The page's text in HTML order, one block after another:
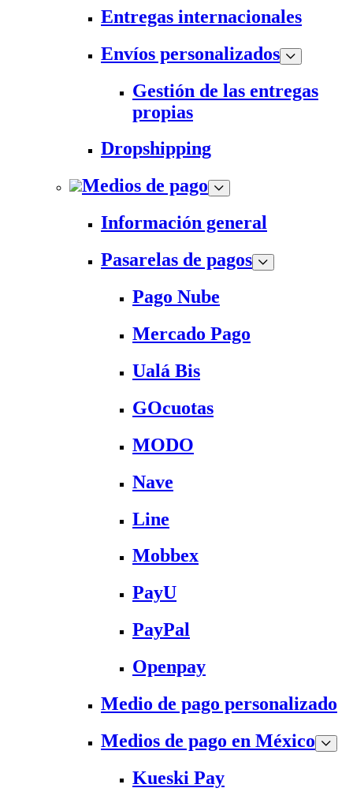
Entregas internacionales
Envíos personalizados
Gestión de las entregas
propias
Dropshipping
Medios de pago
Información general
Pasarelas de pagos
Pago Nube
Mercado Pago
Ualá Bis
GOcuotas
MODO
Nave
Line
Mobbex
PayU
PayPal
Openpay
Medio de pago personalizado
Medios de pago en México
Kueski Pay